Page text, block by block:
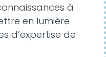
à
en lumière
d’expertise de